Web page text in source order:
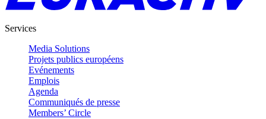
Services
Media Solutions
Projets publics européens
Evénements
Emplois
Agenda
Communiqués de presse
Members’ Circle